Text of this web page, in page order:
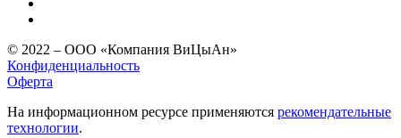
© 2022 – ООО «Компания ВиЦыАн»
Конфиденциальность
Оферта
На информационном ресурсе применяются рекомендательные
технологии.